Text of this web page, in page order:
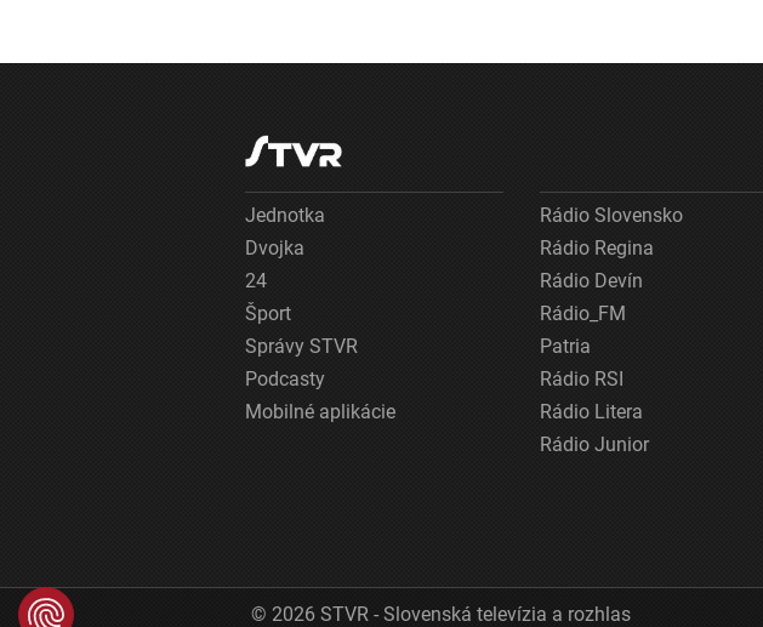
Jednotka
Dvojka
24
Šport
Správy STVR
Podcasty
Mobilné aplikácie
Rádio Slovensko
Rádio Regina
Rádio Devín
Rádio_FM
Patria
Rádio RSI
Rádio Litera
Rádio Junior
© 2026 STVR - Slovenská televízia a rozhlas